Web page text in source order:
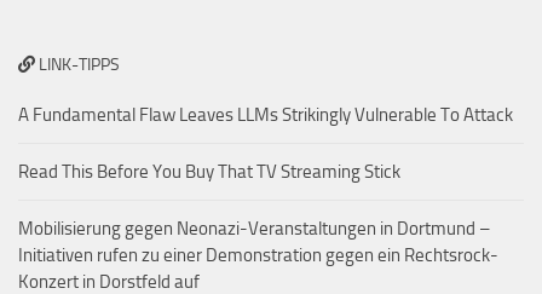
LINK-TIPPS
A Fundamental Flaw Leaves LLMs Strikingly Vulnerable To Attack
Read This Before You Buy That TV Streaming Stick
Mobilisierung gegen Neonazi-Veranstaltungen in Dortmund –
Initiativen rufen zu einer Demonstration gegen ein Rechtsrock-
Konzert in Dorstfeld auf